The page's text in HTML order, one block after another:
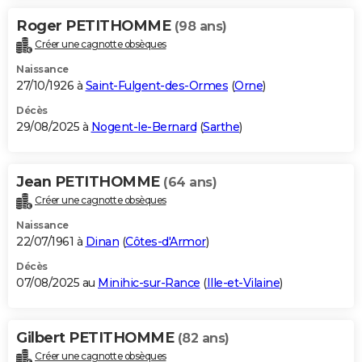
Roger PETITHOMME (98 ans)
Créer une cagnotte obsèques
Naissance
27/10/1926 à Saint-Fulgent-des-Ormes (Orne)
Décès
29/08/2025 à Nogent-le-Bernard (Sarthe)
Jean PETITHOMME (64 ans)
Créer une cagnotte obsèques
Naissance
22/07/1961 à Dinan (Côtes-d'Armor)
Décès
07/08/2025 au Minihic-sur-Rance (Ille-et-Vilaine)
Gilbert PETITHOMME (82 ans)
Créer une cagnotte obsèques